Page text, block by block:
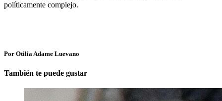
políticamente complejo.
Por Otilia Adame Luevano
También te puede gustar